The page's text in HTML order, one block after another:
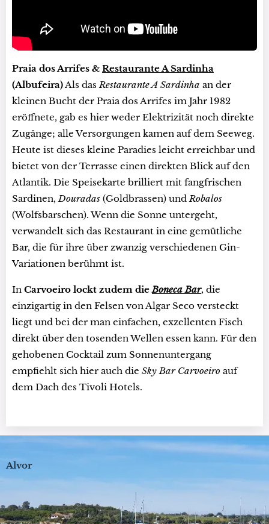
Praia dos Arrifes & Restaurante A Sardinha
(Albufeira) Als das Restaurante A Sardinha an der
kleinen Bucht der Praia dos Arrifes im Jahr 1982
eröffnete, gab es hier weder Elektrizität noch direkte
Zugänge; alle Versorgungen kamen auf dem Seeweg.
Heute ist dieses kleine Paradies leicht erreichbar und
bietet von der Terrasse einen direkten Blick auf den
Atlantik. Die Speisekarte brilliert mit fangfrischen
Sardinen, Douradas (Goldbrassen) und Robalos
(Wolfsbarschen). Wenn die Sonne untergeht,
verwandelt sich das Restaurant in eine gemütliche
Bar, die für ihre über zwanzig verschiedenen Gin-
Variationen berühmt ist.
In Carvoeiro lockt zudem die Boneca Bar, die
einzigartig in den Felsen von Algar Seco versteckt
liegt und bei der man einfachen, exzellenten Fisch
direkt über den tosenden Wellen essen kann. Für den
gehobenen Cocktail zum Sonnenuntergang
empfiehlt sich hier auch die Sky Bar Carvoeiro auf
dem Dach des Tivoli Hotels.
Alvor